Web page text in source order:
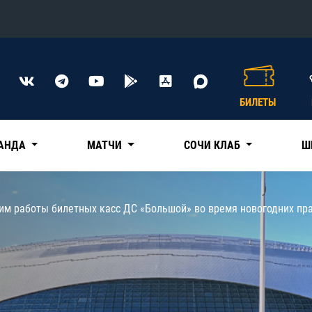
Конференция «Восток»
Трактор
Дивизион Чернышева
Адмирал
КХЛ
БИЛЕТЫ
МАТЧИ СОЧИ КЛАБ
работы билетных касс ДС «Большой» во время новогодних